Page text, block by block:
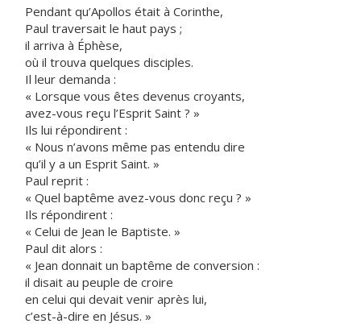
Pendant qu’Apollos était à Corinthe,
Paul traversait le haut pays ;
il arriva à Éphèse,
où il trouva quelques disciples.
Il leur demanda :
« Lorsque vous êtes devenus croyants,
avez-vous reçu l’Esprit Saint ? »
Ils lui répondirent :
« Nous n’avons même pas entendu dire
qu’il y a un Esprit Saint. »
Paul reprit :
« Quel baptême avez-vous donc reçu ? »
Ils répondirent :
« Celui de Jean le Baptiste. »
Paul dit alors :
« Jean donnait un baptême de conversion :
il disait au peuple de croire
en celui qui devait venir après lui,
c’est-à-dire en Jésus. »